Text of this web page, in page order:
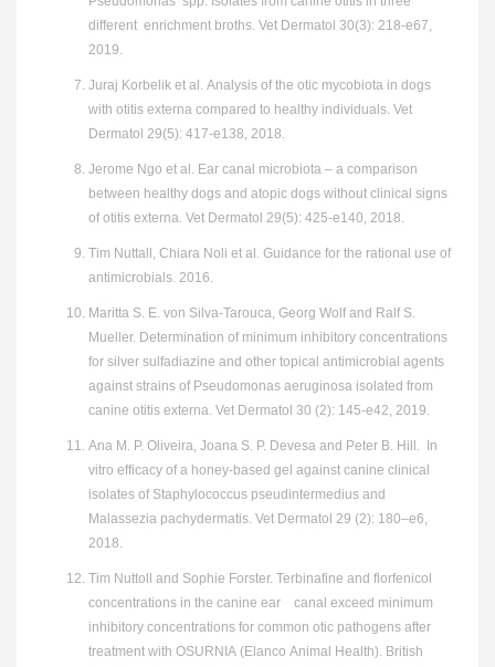
different enrichment broths. Vet Dermatol 30(3): 218-e67,
2019.
Juraj Korbelik et al. Analysis of the otic mycobiota in dogs
with otitis externa compared to healthy individuals. Vet
Dermatol 29(5): 417-e138, 2018.
Jerome Ngo et al. Ear canal microbiota – a comparison
between healthy dogs and atopic dogs without clinical signs
of otitis externa. Vet Dermatol 29(5): 425-e140, 2018.
Tim Nuttall, Chiara Noli et al. Guidance for the rational use of
antimicrobials. 2016.
Maritta S. E. von Silva-Tarouca, Georg Wolf and Ralf S.
Mueller. Determination of minimum inhibitory concentrations
for silver sulfadiazine and other topical antimicrobial agents
against strains of Pseudomonas aeruginosa isolated from
canine otitis externa. Vet Dermatol 30 (2): 145-e42, 2019.
Ana M. P. Oliveira, Joana S. P. Devesa and Peter B. Hill. In
vitro efficacy of a honey-based gel against canine clinical
isolates of Staphylococcus pseudintermedius and
Malassezia pachydermatis. Vet Dermatol 29 (2): 180–e6,
2018.
Tim Nuttoll and Sophie Forster. Terbinafine and florfenicol
concentrations in the canine ear canal exceed minimum
inhibitory concentrations for common otic pathogens after
treatment with OSURNIA (Elanco Animal Health). British